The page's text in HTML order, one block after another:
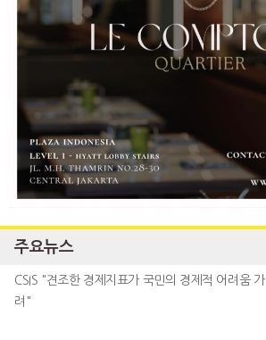
주요뉴스
CSIS "견조한 경제지표가 국민의 경제적 어려움 가
려"